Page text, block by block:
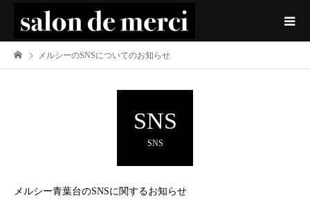
メルシーのSNSについてのお知らせ
SNS
SNS
メルシー青葉台のSNSに関するお知らせ